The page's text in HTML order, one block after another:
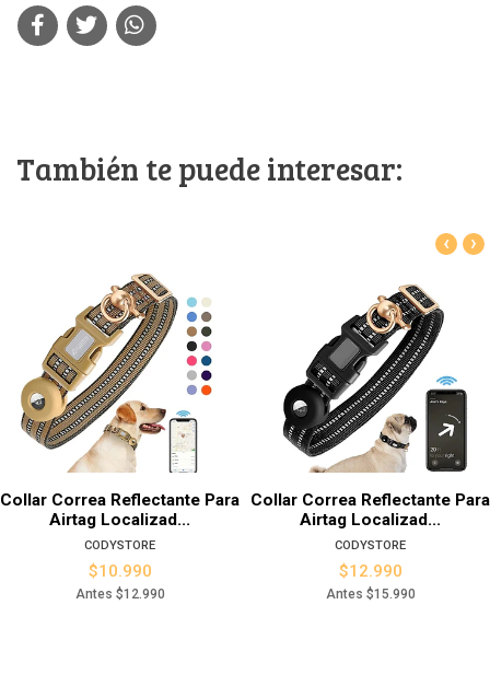
También te puede interesar:
Collar Correa Reflectante Para
Airtag Localizad...
CODYSTORE
$10.990
Antes $12.990
Collar Correa Reflectante Para
Airtag Localizad...
CODYSTORE
$12.990
Antes $15.990
‹ ›